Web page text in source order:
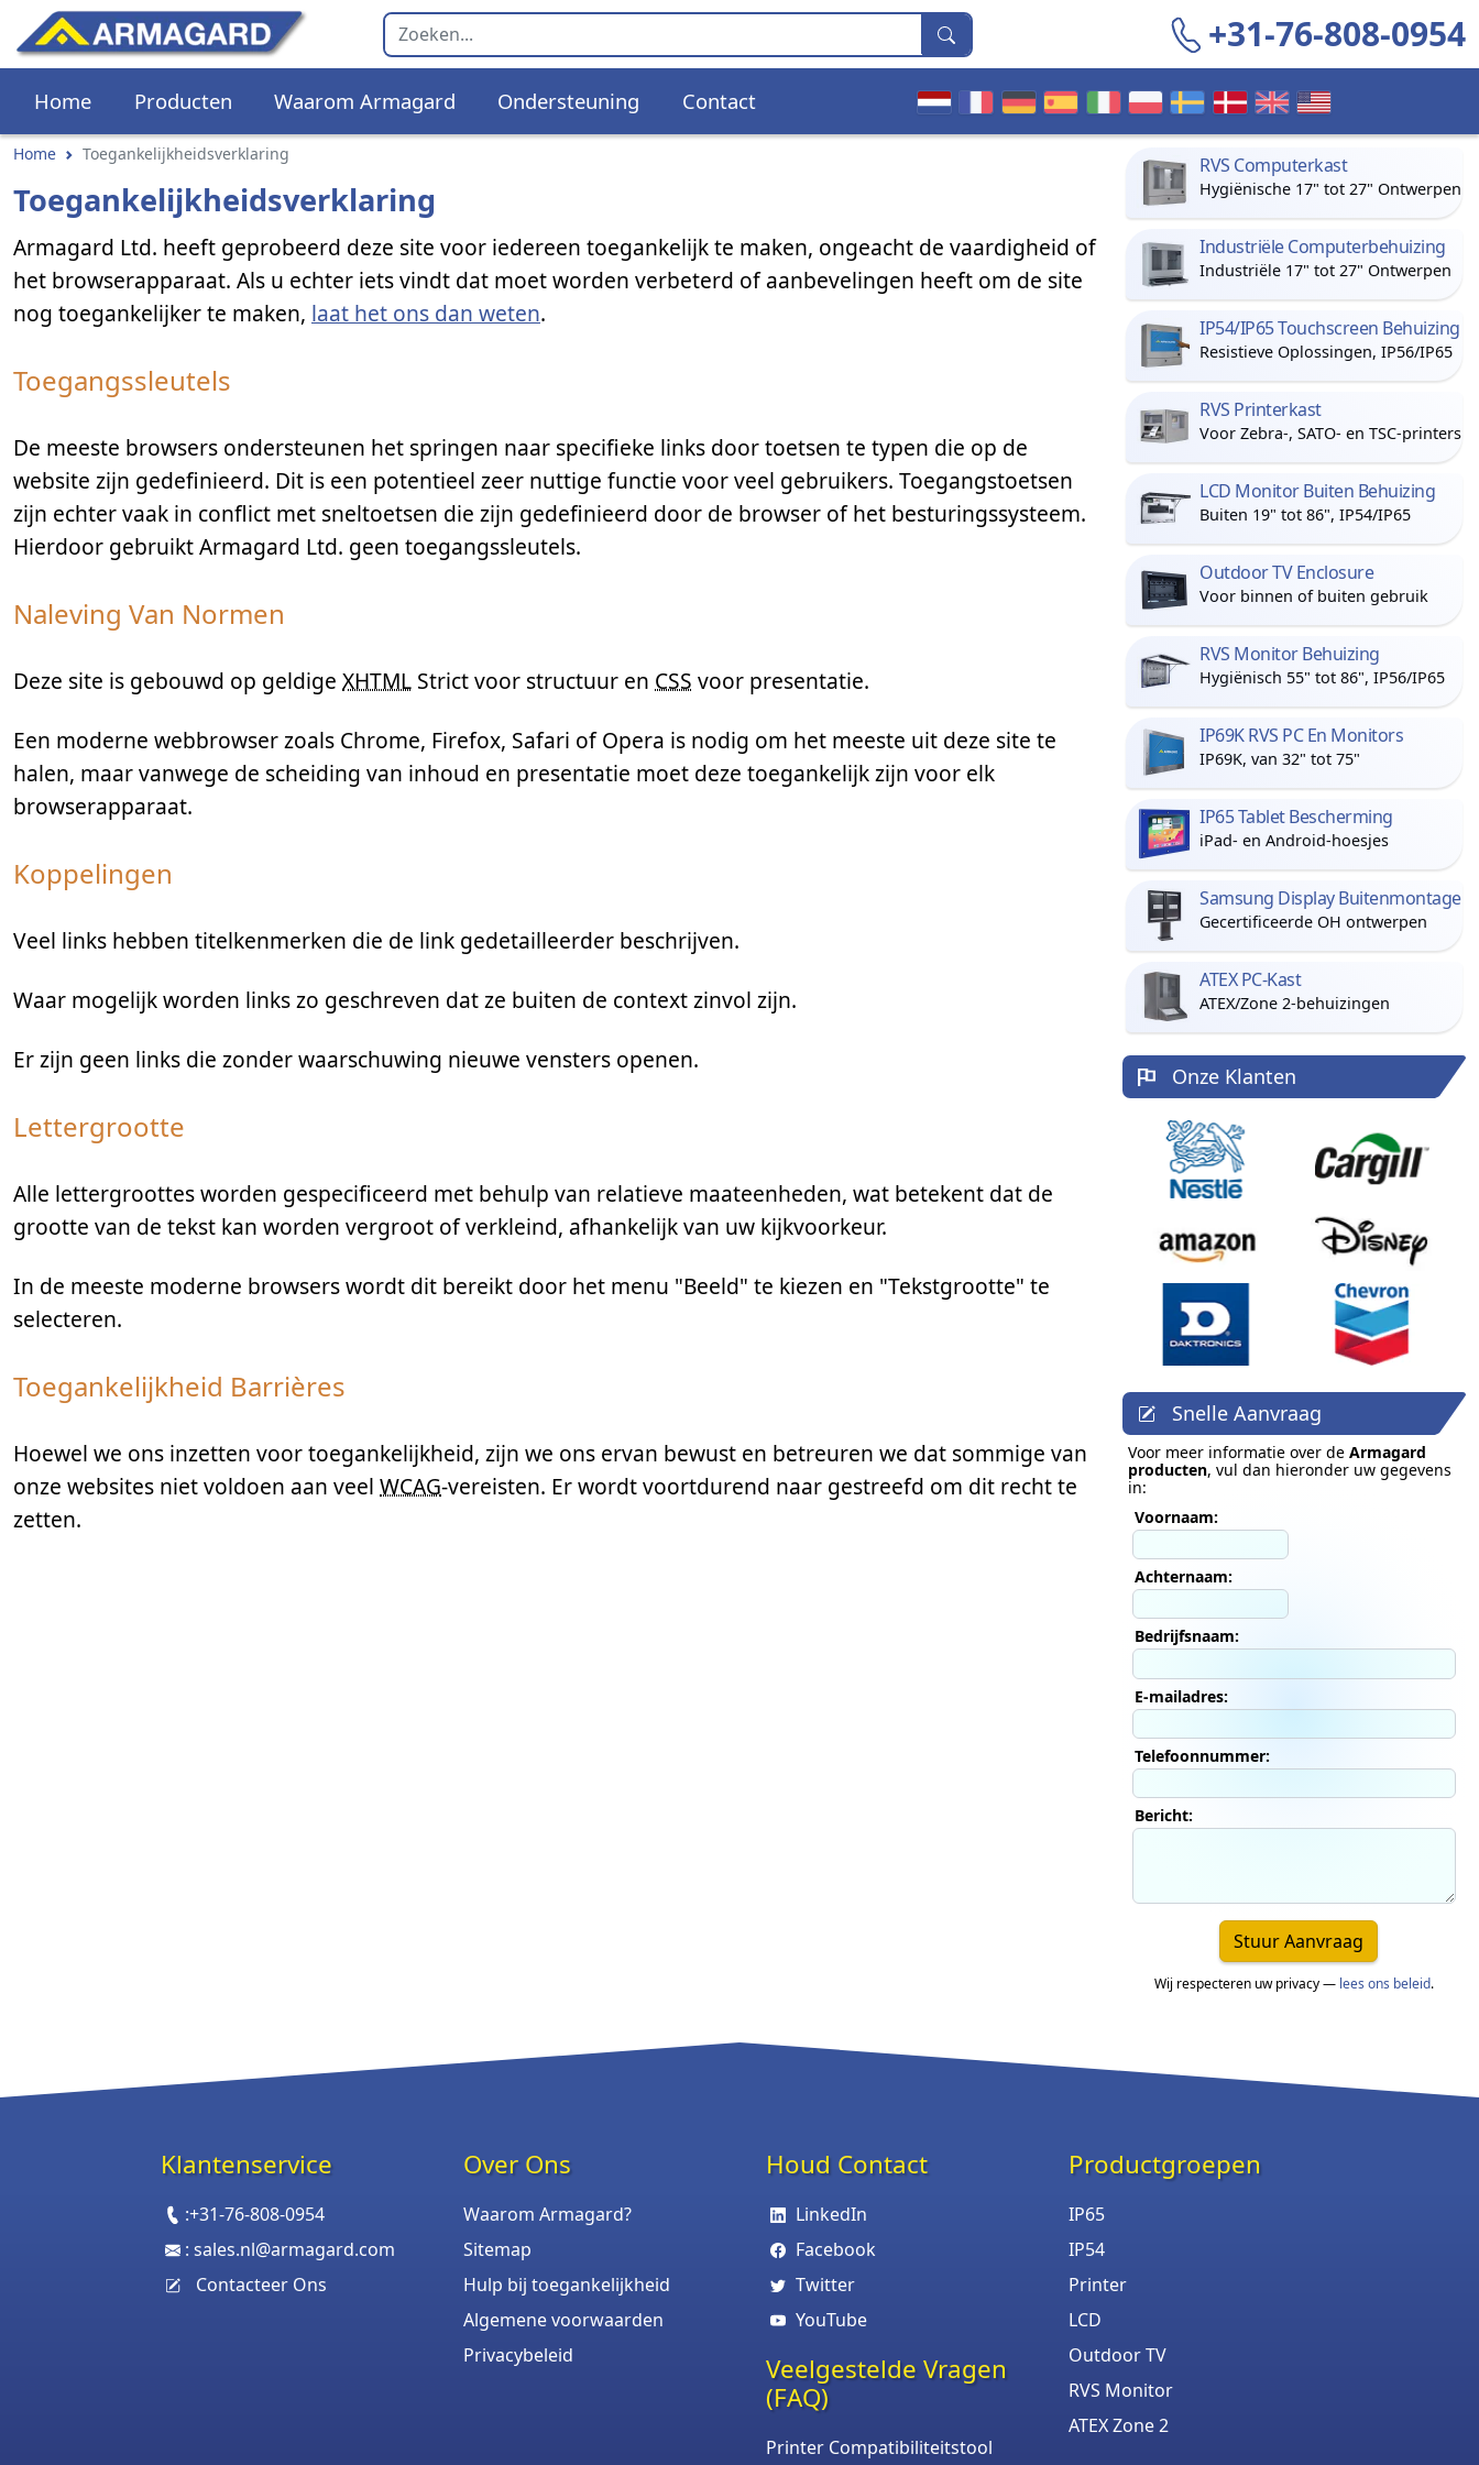
+31-76-808-0954
Home Producten Waarom Armagard Ondersteuning Contact
Home Toegankelijkheidsverklaring
Toegankelijkheidsverklaring
Armagard Ltd. heeft geprobeerd deze site voor iedereen toegankelijk te maken, ongeacht de vaardigheid of
het browserapparaat. Als u echter iets vindt dat moet worden verbeterd of aanbevelingen heeft om de site
nog toegankelijker te maken, laat het ons dan weten.
Toegangssleutels
De meeste browsers ondersteunen het springen naar specifieke links door toetsen te typen die op de
website zijn gedefinieerd. Dit is een potentieel zeer nuttige functie voor veel gebruikers. Toegangstoetsen
zijn echter vaak in conflict met sneltoetsen die zijn gedefinieerd door de browser of het besturingssysteem.
Hierdoor gebruikt Armagard Ltd. geen toegangssleutels.
Naleving Van Normen
Deze site is gebouwd op geldige XHTML Strict voor structuur en CSS voor presentatie.
Een moderne webbrowser zoals Chrome, Firefox, Safari of Opera is nodig om het meeste uit deze site te
halen, maar vanwege de scheiding van inhoud en presentatie moet deze toegankelijk zijn voor elk
browserapparaat.
Koppelingen
Veel links hebben titelkenmerken die de link gedetailleerder beschrijven.
Waar mogelijk worden links zo geschreven dat ze buiten de context zinvol zijn.
Er zijn geen links die zonder waarschuwing nieuwe vensters openen.
Lettergrootte
Alle lettergroottes worden gespecificeerd met behulp van relatieve maateenheden, wat betekent dat de
grootte van de tekst kan worden vergroot of verkleind, afhankelijk van uw kijkvoorkeur.
In de meeste moderne browsers wordt dit bereikt door het menu "Beeld" te kiezen en "Tekstgrootte" te
selecteren.
Toegankelijkheid Barrières
Hoewel we ons inzetten voor toegankelijkheid, zijn we ons ervan bewust en betreuren we dat sommige van
onze websites niet voldoen aan veel WCAG-vereisten. Er wordt voortdurend naar gestreefd om dit recht te
zetten.
RVS Computerkast
Hygiënische 17" tot 27" Ontwerpen
Industriële Computerbehuizing
Industriële 17" tot 27" Ontwerpen
IP54/IP65 Touchscreen Behuizing
Resistieve Oplossingen, IP56/IP65
RVS Printerkast
Voor Zebra-, SATO- en TSC-printers
LCD Monitor Buiten Behuizing
Buiten 19" tot 86", IP54/IP65
Outdoor TV Enclosure
Voor binnen of buiten gebruik
RVS Monitor Behuizing
Hygiënisch 55" tot 86", IP56/IP65
IP69K RVS PC En Monitors
IP69K, van 32" tot 75"
IP65 Tablet Bescherming
iPad- en Android-hoesjes
Samsung Display Buitenmontage
Gecertificeerde OH ontwerpen
ATEX PC-Kast
ATEX/Zone 2-behuizingen
Onze Klanten
Snelle Aanvraag
Voor meer informatie over de Armagard
producten, vul dan hieronder uw gegevens
in:
Voornaam:
Achternaam:
Bedrijfsnaam:
E-mailadres:
Telefoonnummer:
Bericht:
Stuur Aanvraag
Wij respecteren uw privacy — lees ons beleid.
Klantenservice
:+31-76-808-0954
:sales.nl@armagard.com
Contacteer Ons
Over Ons
Waarom Armagard?
Sitemap
Hulp bij toegankelijkheid
Algemene voorwaarden
Privacybeleid
Houd Contact
LinkedIn
Facebook
Twitter
YouTube
Veelgestelde Vragen
(FAQ)
Printer Compatibiliteitstool
Productgroepen
IP65
IP54
Printer
LCD
Outdoor TV
RVS Monitor
ATEX Zone 2